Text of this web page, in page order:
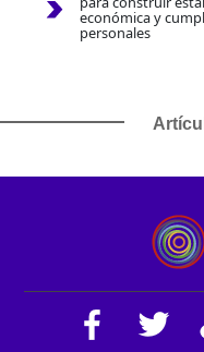
económica y
personales